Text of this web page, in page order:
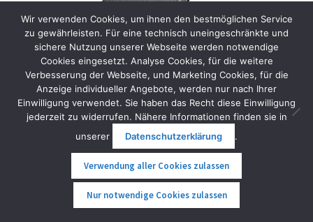
Boosted Mini X
1.159,00€ inkl. MwSt.
Weiterlesen
Wir verwenden Cookies, um ihnen den bestmöglichen Service
zu gewährleisten. Für eine technisch uneingeschränkte und
sichere Nutzung unserer Webseite werden notwendige
Cookies eingesetzt. Analyse Cookies, für die weitere
Verbesserung der Webseite, und Marketing Cookies, für die
Anzeige individueller Angebote, werden nur nach Ihrer
Einwilligung verwendet. Sie haben das Recht diese Einwilligung
jederzeit zu widerrufen. Nähere Informationen finden sie in
unserer
Datenschutzerklärung .
Verwendung aller Cookies zulassen
Nur notwendige Cookies zulassen